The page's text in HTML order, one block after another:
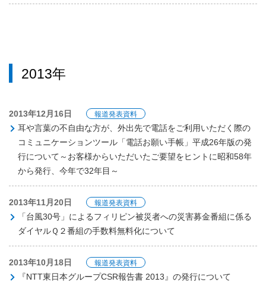
2013年
2013年12月16日 報道発表資料
耳や言葉の不自由な方が、外出先で電話をご利用いただく際の
コミュニケーションツール「電話お願い手帳」平成26年版の発
行について～お客様からいただいたご要望をヒントに昭和58年
から発行、今年で32年目～
2013年11月20日 報道発表資料
「台風30号」によるフィリピン被災者への災害募金番組に係る
ダイヤルＱ２番組の手数料無料化について
2013年10月18日 報道発表資料
『NTT東日本グループCSR報告書 2013』の発行について